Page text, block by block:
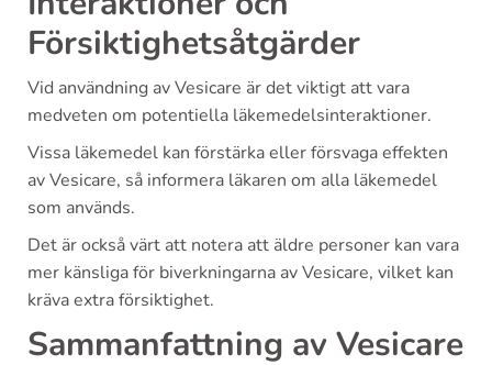
Försiktighetsåtgärder
Vid användning av Vesicare är det viktigt att vara
medveten om potentiella läkemedelsinteraktioner.
Vissa läkemedel kan förstärka eller försvaga effekten
av Vesicare, så informera läkaren om alla läkemedel
som används.
Det är också värt att notera att äldre personer kan vara
mer känsliga för biverkningarna av Vesicare, vilket kan
kräva extra försiktighet.
Sammanfattning av Vesicare